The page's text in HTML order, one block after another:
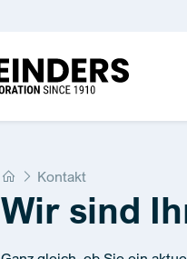
Home
Kontakt
Wir sind